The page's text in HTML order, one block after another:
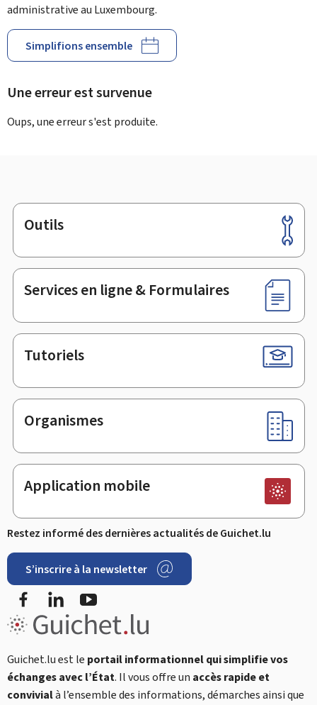
administrative au Luxembourg.
Simplifions ensemble
Une erreur est survenue
Oups, une erreur s'est produite.
Pied
de
page
Outils
Services en ligne & Formulaires
Tutoriels
Organismes
Application mobile
Restez informé des dernières actualités de Guichet.lu
S’inscrire à la newsletter
FacebookLinkedIn
Guichet.lu est le portail informationnel qui simplifie vos
échanges avec l’État. Il vous offre un accès rapide et
convivialà l’ensemble des informations, démarches ainsi que